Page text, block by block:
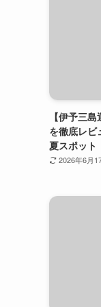
【伊予三
を徹底レビ
夏スポット
2026年6月